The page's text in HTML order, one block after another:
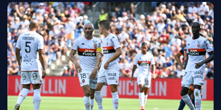
MERCATO
CDM 2026
EDF
PSG
LIGUE 1
REAL MADRID
FC BARCELONE
MANCHESTER UNITED
CHELSEA